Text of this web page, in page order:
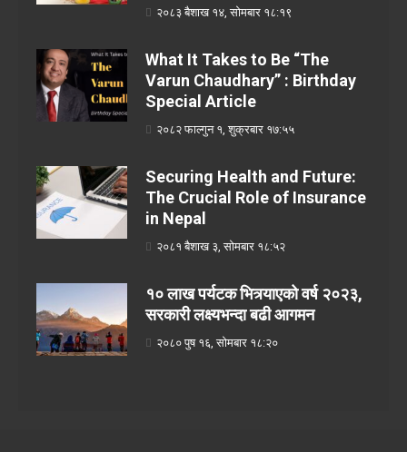
२०८३ बैशाख १४, सोमबार १८:१९
What It Takes to Be “The
Varun Chaudhary” : Birthday
Special Article
२०८२ फाल्गुन १, शुक्रबार १७:५५
Securing Health and Future:
The Crucial Role of Insurance
in Nepal
२०८१ बैशाख ३, सोमबार १८:५२
१० लाख पर्यटक भित्र्याएको वर्ष २०२३,
सरकारी लक्ष्यभन्दा बढी आगमन
२०८० पुष १६, सोमबार १८:२०